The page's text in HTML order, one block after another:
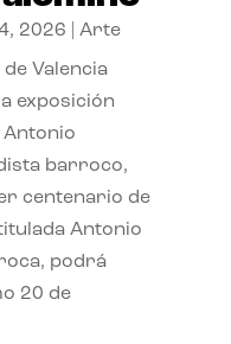
2026 Arte
Valencia
exposición
barroco,
centenario de
Antonio
podrá
20 de